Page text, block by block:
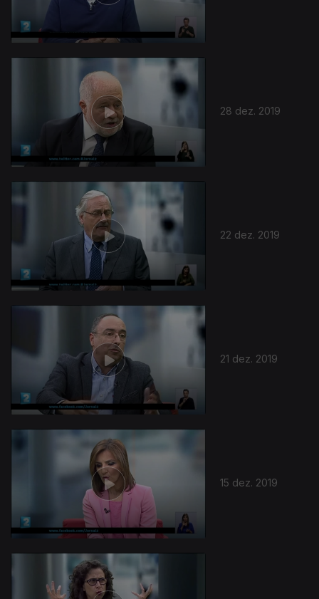
28 dez. 2019
22 dez. 2019
21 dez. 2019
15 dez. 2019